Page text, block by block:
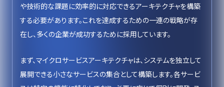
や技術的な課題に効率的に対応できるアーキテクチャを構築
する必要があります。これを達成するための一連の戦略が存
在し、多くの企業が成功するために採用しています。
まず、マイクロサービスアーキテクチャは、システムを独立して
展開できる小さなサービスの集合として構築します。各サービ